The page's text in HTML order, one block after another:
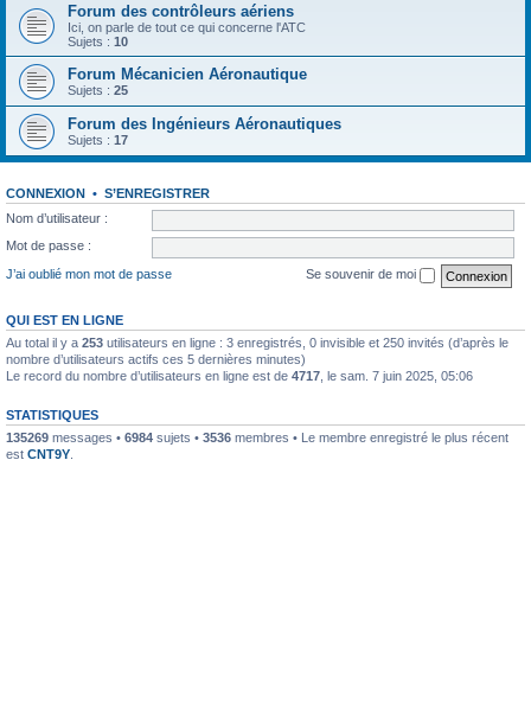
Forum des contrôleurs aériens
Ici, on parle de tout ce qui concerne l'ATC
Sujets : 10
Forum Mécanicien Aéronautique
Sujets : 25
Forum des Ingénieurs Aéronautiques
Sujets : 17
CONNEXION • S’ENREGISTRER
Nom d’utilisateur :
Mot de passe :
J’ai oublié mon mot de passe
Se souvenir de moi
QUI EST EN LIGNE
Au total il y a 253 utilisateurs en ligne : 3 enregistrés, 0 invisible et 250 invités (d’après le
nombre d’utilisateurs actifs ces 5 dernières minutes)
Le record du nombre d’utilisateurs en ligne est de 4717 , le sam. 7 juin 2025, 05:06
STATISTIQUES
135269 messages • 6984 sujets • 3536 membres • Le membre enregistré le plus récent
est CNT9Y